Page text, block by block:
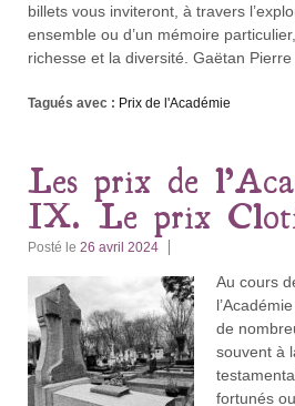
billets vous inviteront, à travers
ensemble ou d’un mémoire
richesse et la diversité. Gaëtan
Tagués avec : Prix de l'Académie
Les prix de
IX. Le prix
Posté le 26 avril 2024
Au cours
de
souvent à
fortunés